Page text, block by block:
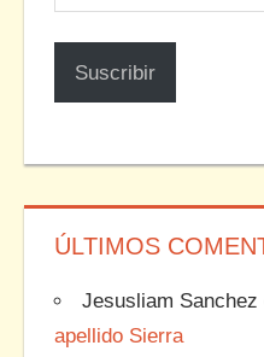
de
correo
electrónico
Suscribir
ÚLTIMOS
Jesusliam Sanchez
apellido Sierra